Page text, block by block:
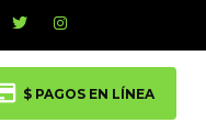
$ PAGOS EN LÍNEA